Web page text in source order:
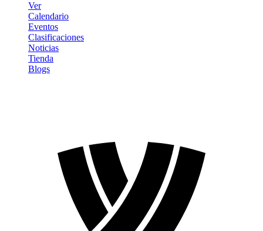
Ver
Calendario
Eventos
Clasificaciones
Noticias
Tienda
Blogs